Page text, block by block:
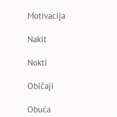
Motivacija
Nakit
Nokti
Običaji
Obuća